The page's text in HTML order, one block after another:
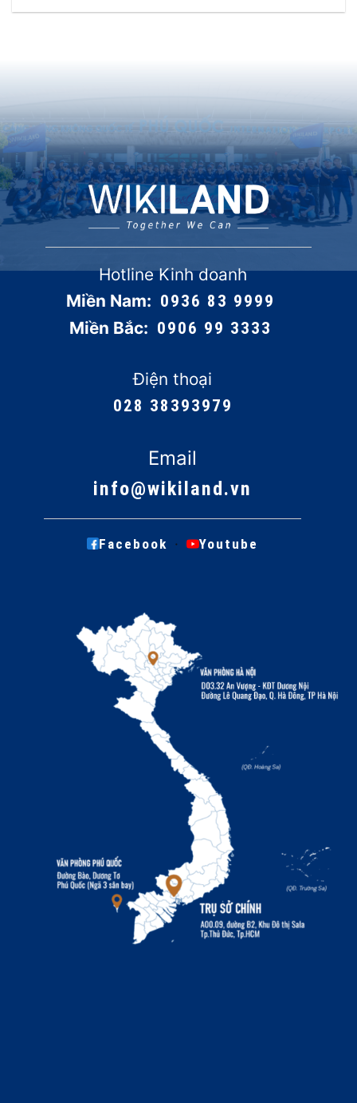
Hotline Kinh doanh
Miền Nam: 0936 83 9999
Miền Bắc: 0906 99 3333
Điện thoại
028 38393979
Email
info@wikiland.vn
Facebook · Youtube